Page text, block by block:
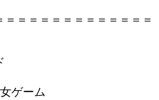
＝＝＝＝＝＝＝＝＝＝＝＝
ゲーム